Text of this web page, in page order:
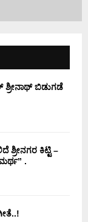
ಶ್ರೀನಾಥ್ ಬಿಡುಗಡೆ
ಶ್ರೀನಗರ ಕಿಟ್ಟಿ –
.